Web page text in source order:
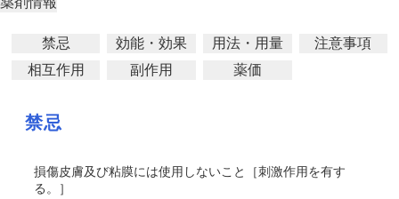
禁忌 効能・効果 用法・用量
注意事項
相互作用
副作用 薬価
禁忌
損傷皮膚及び粘膜には使用しないこと［刺激作用を有す
る。］